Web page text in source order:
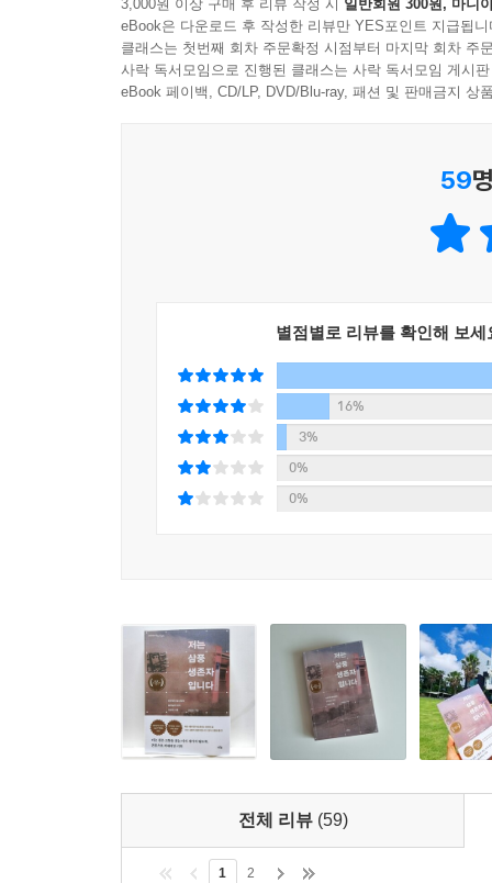
3,000원 이상 구매 후 리뷰 작성 시 일반회원 300원, 마니
eBook은 다운로드 후 작성한 리뷰만 YES포인트 지급됩니
클래스는 첫번째 회차 주문확정 시점부터 마지막 회차 주
사락 독서모임으로 진행된 클래스는 사락 독서모임 게시
eBook 페이백, CD/LP, DVD/Blu-ray, 패션 및 판매금지 상
59
별점별로 리뷰를 확인해 보세
16%
3%
0%
0%
전체 리뷰 (59)
1 2